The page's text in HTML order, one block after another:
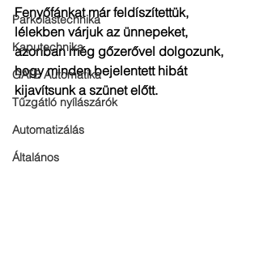
Parkolástechnika
Kaputechnika
GATE Automatika
Tűzgátló nyílászárók
Automatizálás
Általános
Fenyőfánkat már feldíszítettük,
lélekben várjuk az ünnepeket,
azonban még gőzerővel dolgozunk,
hogy minden bejelentett hibát
kijavítsunk a szünet előtt.